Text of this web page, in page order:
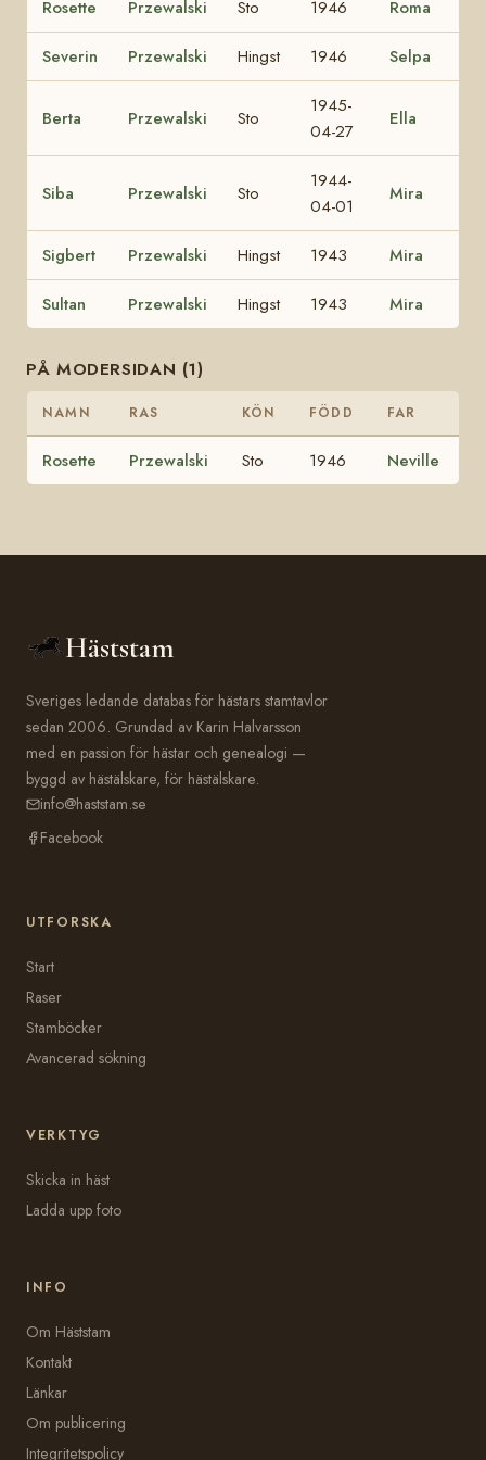
Rosette Przewalski Sto 1946 Roma
Severin Przewalski Hingst 1946 Selpa
Berta Przewalski Sto
1945-
04-27
Ella
Siba Przewalski Sto
1944-
04-01
Mira
Sigbert Przewalski Hingst 1943 Mira
Sultan Przewalski Hingst 1943 Mira
PÅ MODERSIDAN (1)
NAMN RAS KÖN FÖDD FAR
Rosette Przewalski Sto 1946 Neville
Häststam
Sveriges ledande databas för hästars stamtavlor
sedan 2006. Grundad av Karin Halvarsson
med en passion för hästar och genealogi —
byggd av hästälskare, för hästälskare.
info@haststam.se
Facebook
UTFORSKA
Start
Raser
Stamböcker
Avancerad sökning
VERKTYG
Skicka in häst
Ladda upp foto
INFO
Om Häststam
Kontakt
Länkar
Om publicering
Integritetspolicy